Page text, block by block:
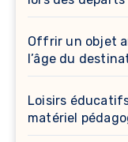
Offrir un objet
l’âge du
Loisirs
matériel